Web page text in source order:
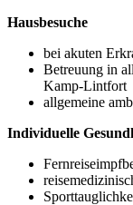
Hausbesuche
bei akuten
Betreuung in
Kamp-Lintfort
allgemeine
Individuelle